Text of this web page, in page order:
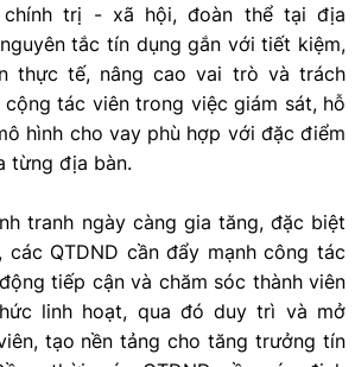
trị - xã hội, đoàn thể tại địa
tắc tín dụng gắn với tiết kiệm,
thực tế, nâng cao vai trò và trách
cộng tác viên trong việc giám sát, hỗ
hình cho vay phù hợp với đặc điểm
từng địa bàn.
tranh ngày càng gia tăng, đặc biệt
QTDND cần đẩy mạnh công tác
tiếp cận và chăm sóc thành viên
linh hoạt, qua đó duy trì và mở
tạo nền tảng cho tăng trưởng tín